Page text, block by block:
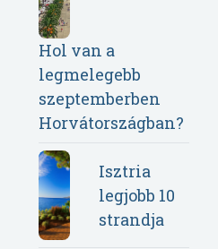
Hol van a
legmelegebb
szeptemberben
Horvátországban?
Isztria
legjobb 10
strandja